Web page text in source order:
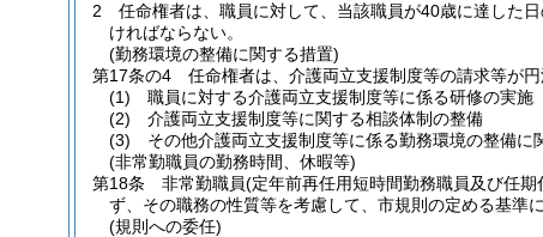
2
任命権者は、職員に対して、当該職員が40歳に達した
ければならない。
(勤務環境の整備に関する措置)
第17条の4
任命権者は、介護両立支援制度等の請求等が
(1)
職員に対する介護両立支援制度等に係る研修の実施
(2)
介護両立支援制度等に関する相談体制の整備
(3)
その他介護両立支援制度等に係る勤務環境の整備に
(非常勤職員の勤務時間、休暇等)
第18条
非常勤職員(定年前再任用短時間勤務職員及び任
ず、その職務の性質等を考慮して、市規則の定める基準
(規則への委任)